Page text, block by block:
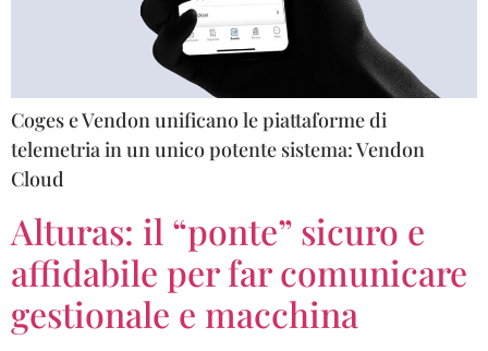
Coges e Vendon unificano le piattaforme di
telemetria in un unico potente sistema: Vendon
Cloud
Alturas: il “ponte” sicuro e
affidabile per far comunicare
gestionale e macchina